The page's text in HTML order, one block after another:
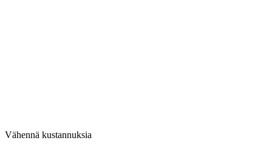
Vähennä kustannuksia